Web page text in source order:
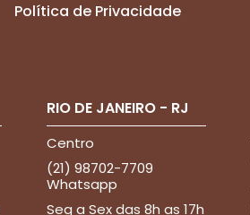
Política de Privacidade
RIO DE JANEIRO - RJ
Centro
(21) 98702-7709
Whatsapp
Seg a Sex das 8h as 17h